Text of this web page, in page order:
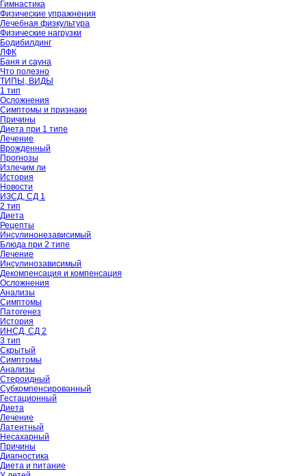
Гимнастика
Физические упражнения
Лечебная физкультура
Физические нагрузки
Бодибилдинг
ЛФК
Баня и сауна
Что полезно
ТИПЫ, ВИДЫ
1 тип
Осложнения
Симптомы и признаки
Причины
Диета при 1 типе
Лечение
Врожденный
Прогнозы
Излечим ли
История
Новости
ИЗСД, СД 1
2 тип
Диета
Рецепты
Инсулинонезависимый
Блюда при 2 типе
Лечение
Инсулинозависимый
Декомпенсация и компенсация
Осложнения
Анализы
Симптомы
Патогенез
История
ИНСД, СД 2
3 тип
Скрытый
Симптомы
Анализы
Стероидный
Субкомпенсированный
Гестационный
Диета
Лечение
Латентный
Несахарный
Причины
Диагностика
Диета и питание